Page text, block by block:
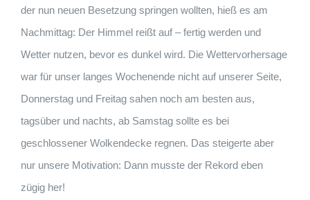
der nun neuen Besetzung springen wollten, hieß es am
Nachmittag: Der Himmel reißt auf – fertig werden und
Wetter nutzen, bevor es dunkel wird. Die Wettervorhersage
war für unser langes Wochenende nicht auf unserer Seite,
Donnerstag und Freitag sahen noch am besten aus,
tagsüber und nachts, ab Samstag sollte es bei
geschlossener Wolkendecke regnen. Das steigerte aber
nur unsere Motivation: Dann musste der Rekord eben
zügig her!